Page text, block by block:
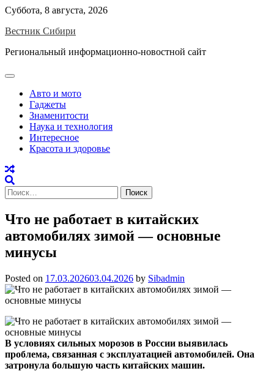
Skip
content
Суббота, 8 августа, 2026
Вестник Сибири
Региональный информационно-новостной сайт
Авто и мото
Гаджеты
Знаменитости
Наука и технология
Интересное
Красота и здоровье
Найти:
Что не работает в китайских
автомобилях зимой — основные
минусы
Posted on 17.03.202603.04.2026 by Sibadmin
В условиях сильных морозов в России выявилась
проблема, связанная с эксплуатацией автомобилей. Она
затронула большую часть китайских машин.